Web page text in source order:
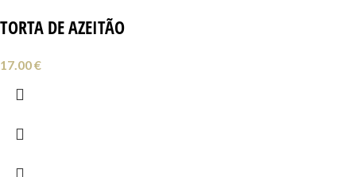
TORTA DE AZEITÃO
17.00€